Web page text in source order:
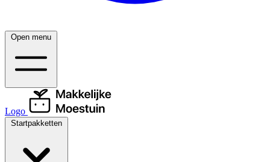
Open menu
Logo
Startpakketten